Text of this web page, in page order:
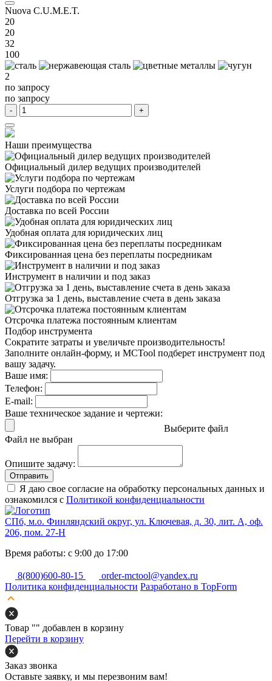
Nuova C.U.M.E.T.
20
20
32
100
2
по запросу
по запросу
- +
Наши преимущества
Официальный дилер ведущих производителей
Услуги подбора по чертежам
Доставка по всей России
Удобная оплата для юридических лиц
Фиксированная цена без переплаты посредникам
Инструмент в наличии и под заказ
Отгрузка за 1 день, выставление счета в день заказа
Отсрочка платежа постоянным клиентам
Подбор инструмента
Сократите затраты и увеличьте производительность!
Заполните онлайн-форму, и MCTool подберет инструмент под
вашу задачу.
Ваше имя:
Телефон:
E-mail:
Ваше техническое задание и чертежи:
Выберите файл
Файл не выбран
Опишите задачу:
Отправить
Я даю свое согласие на обработку персональных данных и
ознакомился с Политикой конфиденциальности
СПб, м.о. Финляндский округ, ул. Ключевая, д. 30, лит. А, оф.
206, пом. 27-Н
Время работы: с 9:00 до 17:00
8(800)600-80-15
order-mctool@yandex.ru
Политика конфиденциальности Разработано в TopForm
Товар "" добавлен в корзину
Перейти в корзину
Заказ звонка
Оставьте заявку, и мы перезвоним вам!